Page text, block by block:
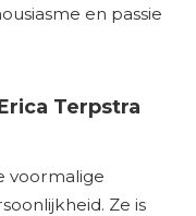
en passie
Terpstra
voormalige
Ze is